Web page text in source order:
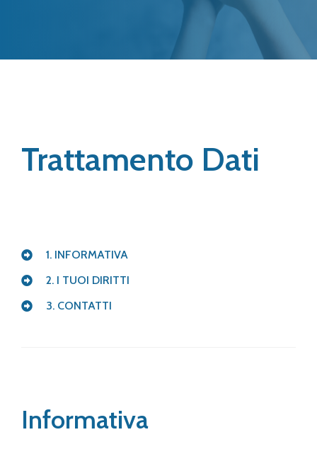
Trattamento Dati
1. INFORMATIVA
2. I TUOI DIRITTI
3. CONTATTI
Informativa